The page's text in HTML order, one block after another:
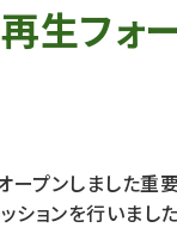
フォ
ープンしました重
ョンを行いました